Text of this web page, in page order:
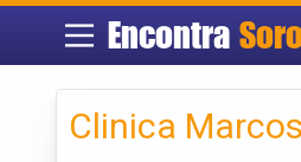
Encontra
Clinica